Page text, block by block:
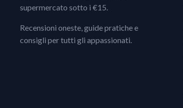
supermercato sotto i €15.
Recensioni oneste, guide pratiche e
consigli per tutti gli appassionati.